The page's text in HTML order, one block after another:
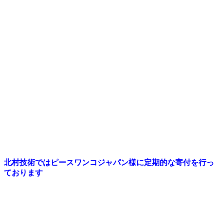
北村技術ではピースワンコジャパン様に定期的な寄付を行っ
ております